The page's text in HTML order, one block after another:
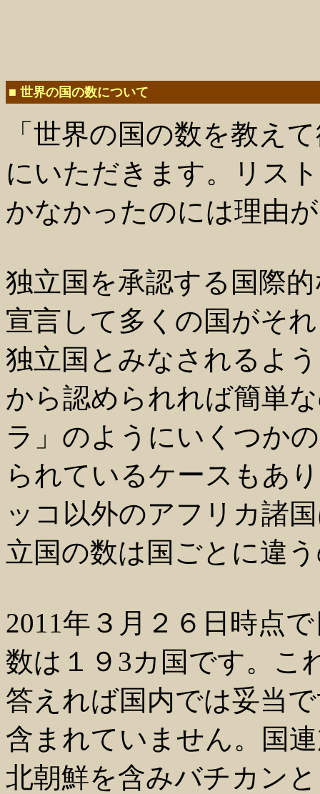
■ 世界の国の数について
「世界の国の数を教え
にいただきます。リス
かなかったのには理由
独立国を承認する国際
宣言して多くの国がそ
独立国とみなされるよ
から認められれば簡単
ラ」のようにいくつか
られているケースもあ
ッコ以外のアフリカ諸
立国の数は国ごとに違
2011年３月２６日時点
数は１９3カ国です。こ
答えれば国内では妥当
含まれていません。国
北朝鮮を含みバチカン